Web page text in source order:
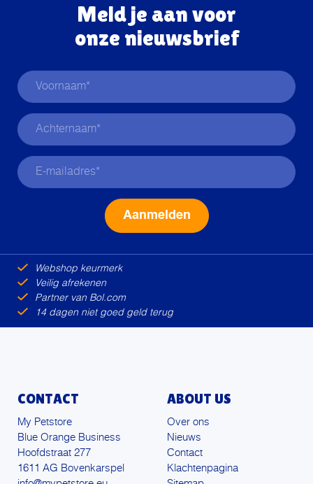
Meld je aan voor
onze nieuwsbrief
Webshop keurmerk
Veilig afrekenen
Partner van Bol.com
14 dagen niet goed geld terug
CONTACT
My Petstore
Blue Orange Business
Hoofdstraat 277
1611 AG Bovenkarspel
ABOUT US
Over ons
Nieuws
Contact
Klachtenpagina